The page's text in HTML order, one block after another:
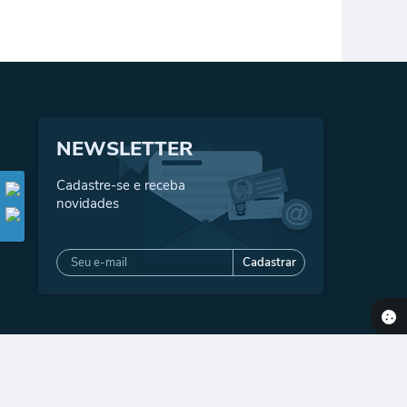
NEWSLETTER
Cadastre-se e receba
novidades
Cadastrar